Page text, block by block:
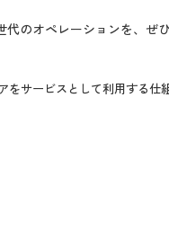
のオペレーションを、ぜ
サービスとして利用する仕